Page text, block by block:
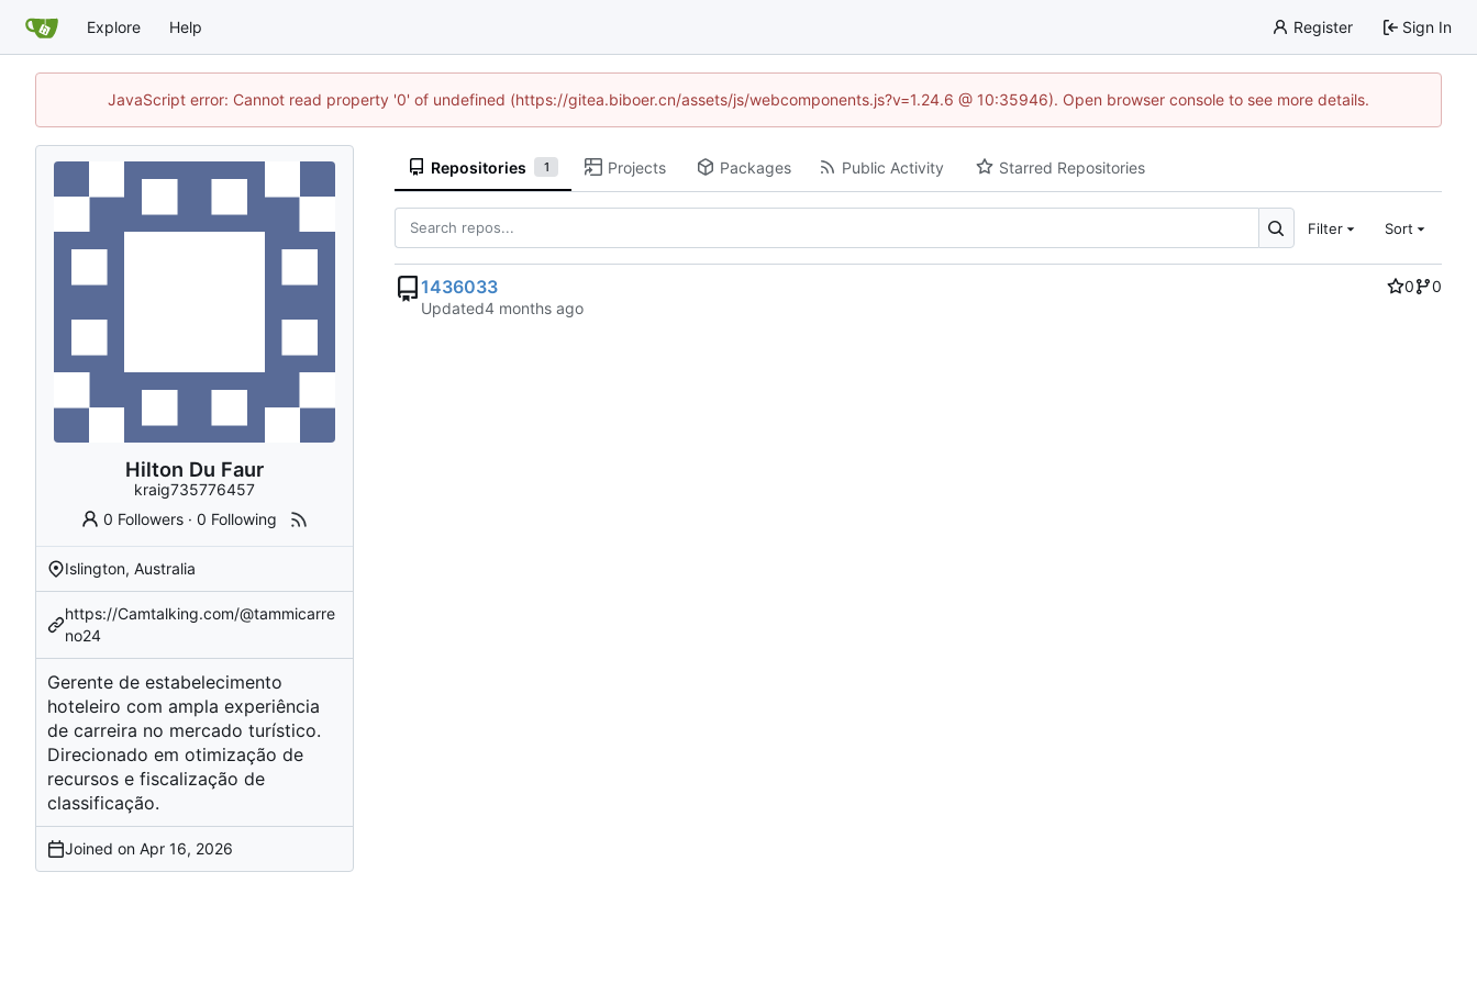
Explore Help Register Sign In
JavaScript error: Cannot read property '0' of undefined (https://gitea.biboer.cn/assets/js/webcomponents.js?v=1.24.6 @ 10:35946). Open browser console to see more details.
Hilton Du Faur
kraig735776457
0 Followers ·0 Following
Islington, Australia
https://Camtalking.com/@tammicarre
no24
Gerente de estabelecimento
hoteleiro com ampla experiência
de carreira no mercado turístico.
Direcionado em otimização de
recursos e fiscalização de
classificação.
Joined on
Repositories 1 Projects Packages Public Activity Starred Repositories
Filter Sort
1436033 0
0
Updated